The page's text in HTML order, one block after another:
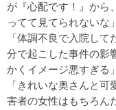
が『心配です！』から
ってて見てられないな」
「体調不良で入院し
分で起こした事件の影
かくイメージ悪すぎる」
「きれいな奥さんと
害者の女性はもちろん